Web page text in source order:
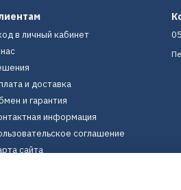
в личный кабинет
и доставка
и гарантия
информация
соглашение
сайта